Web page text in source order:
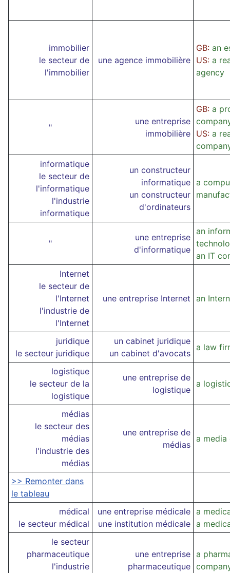
immobilier
le secteur de
l'immobilier
une agence immobilière
GB: an
US: a
agency
"
une entreprise
immobilière
GB: a
US: a
informatique
le secteur de
l'informatique
l'industrie
informatique
un constructeur
informatique
un constructeur
d'ordinateurs
a
"
une entreprise
d'informatique
an
an IT
Internet
le secteur de
l'Internet
l'industrie de
l'Internet
une entreprise Internet an
juridique
le secteur juridique
un cabinet juridique
un cabinet d'avocats
a law
logistique
le secteur de la
logistique
une entreprise de
logistique
a
médias
le secteur des
médias
l'industrie des
médias
une entreprise de
médias
a media
>> Remonter dans
le tableau
médical
le secteur médical
une entreprise médicale
une institution médicale
a
a
le secteur
pharmaceutique
l'industrie
une entreprise
pharmaceutique
a